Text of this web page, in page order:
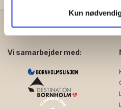
analysepartnere. Vores
data med andre oplysninger,
de har indsamlet fra din brug
Kun
Vi samarbejder med: